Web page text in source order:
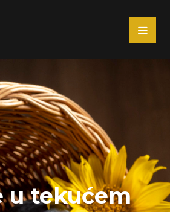
u tekućem